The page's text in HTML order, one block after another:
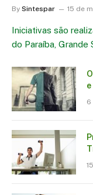
By Sintespar 15 de
Iniciativas são
do Paraíba,
6